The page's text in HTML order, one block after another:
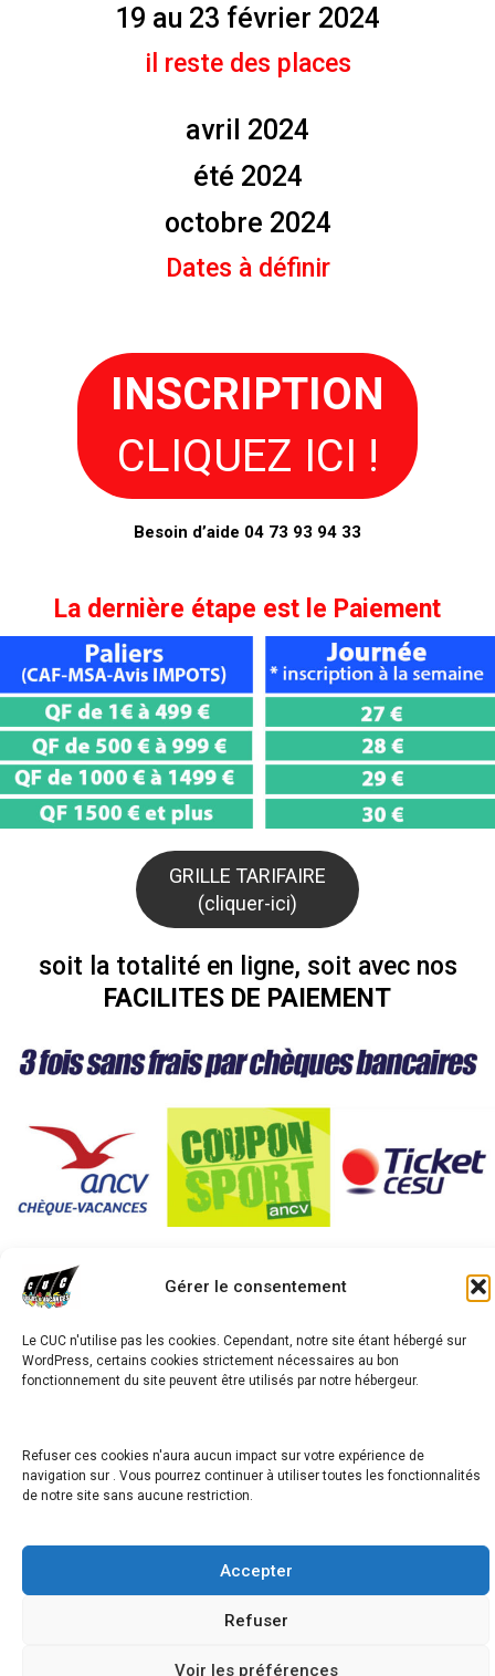
Gérer le consentement
Le CUC n'utilise pas les cookies. Cependant, notre site étant hébergé sur
WordPress, certains cookies strictement nécessaires au bon
fonctionnement du site peuvent être utilisés par notre hébergeur.
Refuser ces cookies n'aura aucun impact sur votre expérience de
navigation sur . Vous pourrez continuer à utiliser toutes les fonctionnalités
de notre site sans aucune restriction.
Accepter
Refuser
Voir les préférences
19 au 23 février 2024
i l reste des places
avril 2024
été 2024
octobre 2024
Dates à définir
INSCRIPTION
CLIQUEZ ICI !
Besoin d’aide 04 73 93 94 33
La dernière étape est le Paiement
GRILLE TARIFAIRE
(cliquer-ici)
soit la totalité en ligne, soit avec nos
FACILITES DE PAIEMENT
STAGE CITOYEN AIDE ANIMS